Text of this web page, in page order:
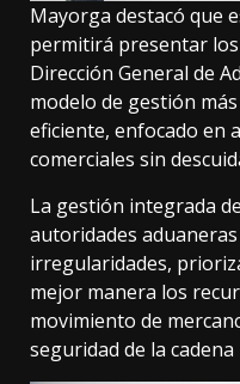
Mayorga destacó que
permitirá presentar
Dirección General de
modelo de gestión
eficiente, enfocado en
comerciales sin
La gestión integrada
autoridades
irregularidades,
mejor manera los
movimiento de
seguridad de la cadena